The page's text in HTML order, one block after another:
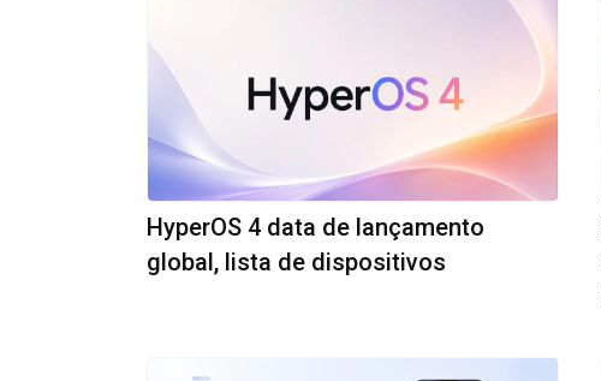
HyperOS 4 data de lançamento
global, lista de dispositivos